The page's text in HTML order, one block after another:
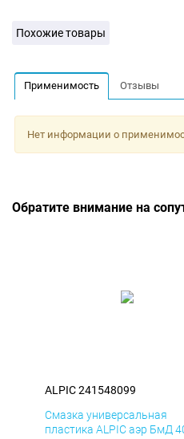
Похожие товары
Применимость Отзывы
Нет информации о
Обратите внимание на
ALPIC 241548099
Смазка универсальная
пластика ALPIC аэр БмД